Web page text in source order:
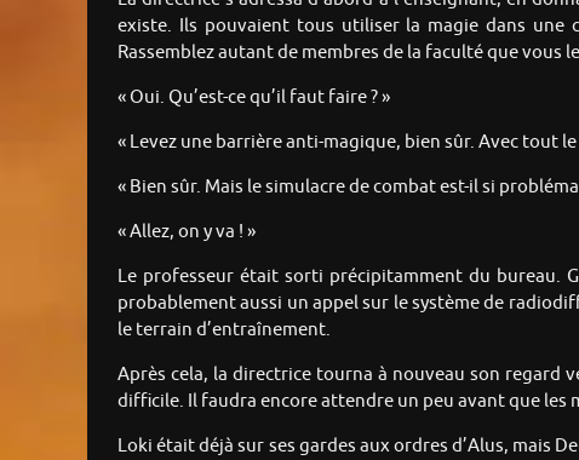
existe. Ils pouvaient tous utiliser la magie dans une
Rassemblez autant de membres de la faculté que vous
« Oui. Qu’est-ce qu’il faut faire ? »
« Levez une barrière anti-magique, bien sûr. Avec tout
« Bien sûr. Mais le simulacre de combat est-il si
« Allez, on y va ! »
Le professeur était sorti précipitamment du bureau.
probablement aussi un appel sur le système de
le terrain d’entraînement.
Après cela, la directrice tourna à nouveau son regard
difficile. Il faudra encore attendre un peu avant que les
Loki était déjà sur ses gardes aux ordres d’Alus, mais